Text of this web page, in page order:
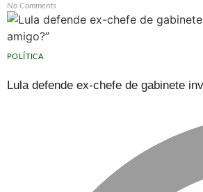
No Comments
POLÍTICA
Lula defende ex-chefe de gabinete